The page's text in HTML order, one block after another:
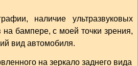
наличие ультразвуковых
на бампере, с моей точки зрения,
вид автомобиля.